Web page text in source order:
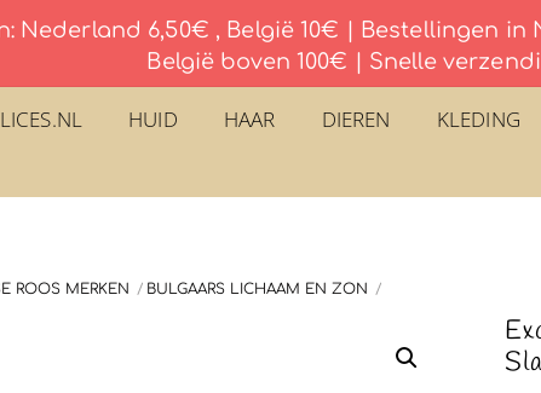
Nederland 6,50€ , België 10€ | Bestellingen
België boven 100€ | Snelle
HUID HAAR DIEREN KLEDING
ROOS MERKEN BULGAARS LICHAAM EN ZON